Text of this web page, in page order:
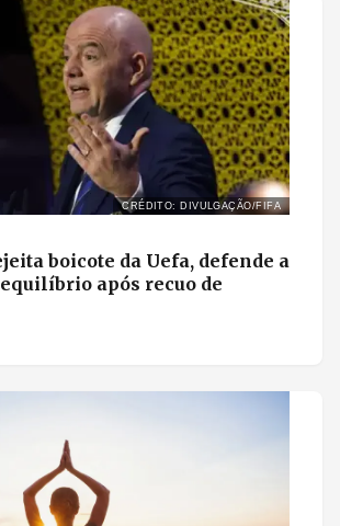
CRÉDITO: DIVULGAÇÃO/FIFA
boicote da Uefa, defende a
após recuo de